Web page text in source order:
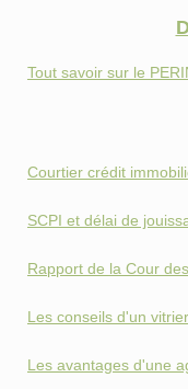
Tout savoir sur le
Courtier crédit
SCPI et délai de
Rapport de la Cour
Les conseils d'un
Les avantages d'une